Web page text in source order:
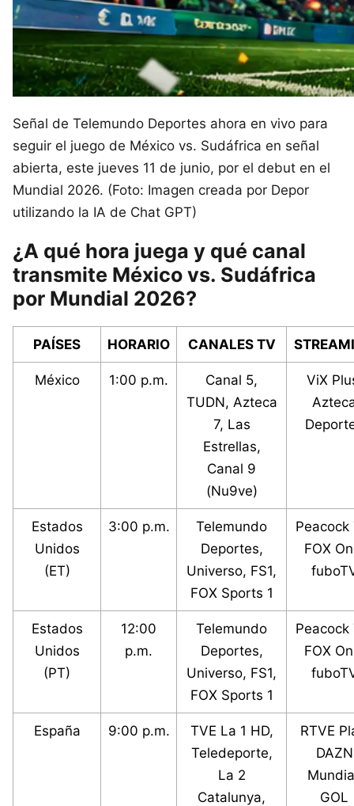
Señal de Telemundo Deportes ahora en vivo para
seguir el juego de México vs. Sudáfrica en señal
abierta, este jueves 11 de junio, por el debut en el
Mundial 2026. (Foto: Imagen creada por Depor
utilizando la IA de Chat GPT)
¿A qué hora juega y qué canal
transmite México vs. Sudáfrica
por Mundial 2026?
PAÍSES HORARIO CANALES TV
México 1:00 p.m.
Canal 5,
TUDN, Azteca
7, Las
Estrellas,
Canal 9
(Nu9ve)
ViX
Estados
Unidos
(ET)
3:00 p.m.
Telemundo
Deportes,
Universo, FS1,
FOX Sports 1
Peacock
FOX
Estados
Unidos
(PT)
12:00
p.m.
Telemundo
Deportes,
Universo, FS1,
FOX Sports 1
Peacock
FOX
España 9:00 p.m.
TVE La 1 HD,
Teledeporte,
La 2
Catalunya,
RTVE
DAZN
GOL